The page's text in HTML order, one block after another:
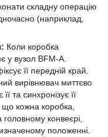
складну операцію
(наприклад,
Коли коробка
у вузол BFM-A.
її передній край.
вирівнювач миттєво
та синхронізує її
що кожна коробка,
конвеєрі,
положенні.